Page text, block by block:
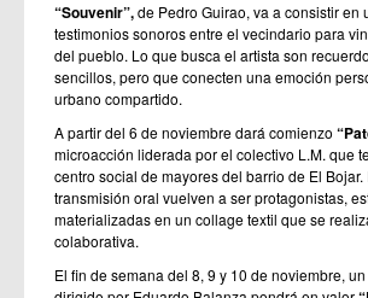
“Souvenir”,de Pedro Guirao, va a consistir en
testimonios sonoros entre el vecindario para
del pueblo. Lo que busca el artista son
sencillos, pero que conecten una emoción
urbano compartido.
A partir del 6 de noviembre dará comienzo
microacción liderada por el colectivo L.M. que
centro social de mayores del barrio de El
transmisión oral vuelven a ser protagonistas,
materializadas en un collage textil que se
colaborativa.
El fin de semana del 8, 9 y 10 de noviembre,